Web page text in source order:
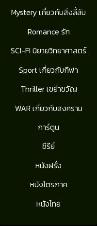
Mystery เกี่ยวกับสิ่งลี้ลับ
Romance รัก
SCI-FI นิยายวิทยาศาสตร์
Sport เกี่ยวกับกีฬา
Thriller เขย่าขวัญ
WAR เกี่ยวกับสงคราม
การ์ตูน
ซีรีย์
หนังฝรั่ง
หนังไตรภาค
หนังไทย